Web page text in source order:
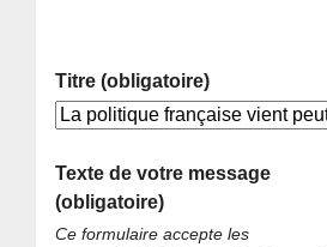
Titre (obligatoire)
Texte de votre message
(obligatoire)
Ce formulaire accepte les